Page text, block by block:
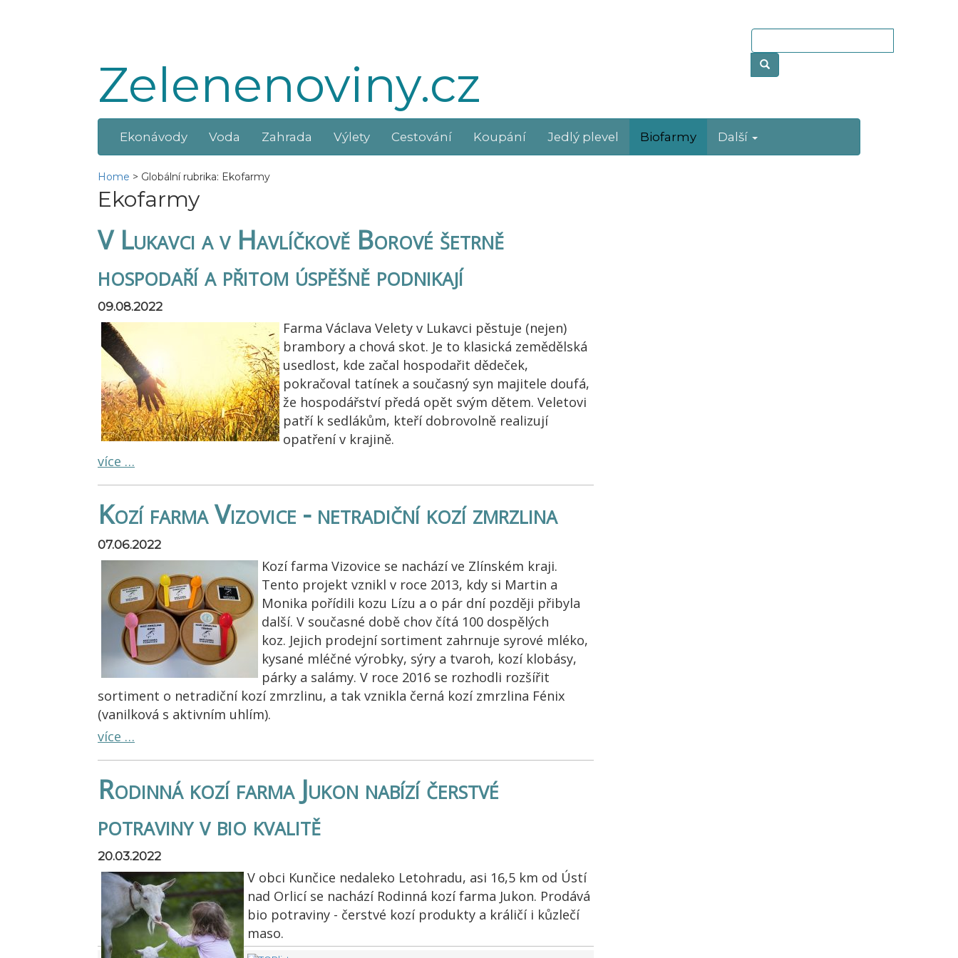
Zelenenoviny.cz
Ekonávody Voda Zahrada Výlety Cestování Koupání Jedlý plevel Biofarmy Další
Home > Globální rubrika: Ekofarmy
Ekofarmy
V Lukavci a v Havlíčkově Borové šetrně
hospodaří a přitom úspěšně podnikají
09.08.2022
Farma Václava Velety v Lukavci pěstuje (nejen)
brambory a chová skot. Je to klasická zemědělská
usedlost, kde začal hospodařit dědeček,
pokračoval tatínek a současný syn majitele doufá,
že hospodářství předá opět svým dětem. Veletovi
patří k sedlákům, kteří dobrovolně realizují
opatření v krajině.
více …
Kozí farma Vizovice - netradiční kozí zmrzlina
07.06.2022
Kozí farma Vizovice se nachází ve Zlínském kraji.
Tento projekt vznikl v roce 2013, kdy si Martin a
Monika pořídili kozu Lízu a o pár dní později přibyla
další. V současné době chov čítá 100 dospělých
koz. Jejich prodejní sortiment zahrnuje syrové mléko,
kysané mléčné výrobky, sýry a tvaroh, kozí klobásy,
párky a salámy. V roce 2016 se rozhodli rozšířit
sortiment o netradiční kozí zmrzlinu, a tak vznikla černá kozí zmrzlina Fénix
(vanilková s aktivním uhlím).
více …
Rodinná kozí farma Jukon nabízí čerstvé
potraviny v bio kvalitě
20.03.2022
V obci Kunčice nedaleko Letohradu, asi 16,5 km od Ústí
nad Orlicí se nachází Rodinná kozí farma Jukon. Prodává
bio potraviny - čerstvé kozí produkty a králičí i kůzlečí
maso.